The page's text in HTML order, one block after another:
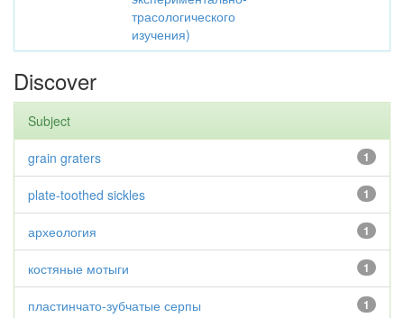
трасологического
изучения)
Discover
Subject
1
grain graters
1
plate-toothed sickles
1
археология
1
костяные мотыги
1
пластинчато-зубчатые серпы